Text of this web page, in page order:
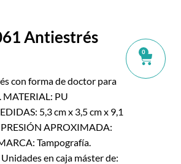
0
Antiestrés
con forma de doctor para
PU
5,3 cm x 3,5 cm x 9,1
APROXIMADA:
Tampografía.
en caja máster de: